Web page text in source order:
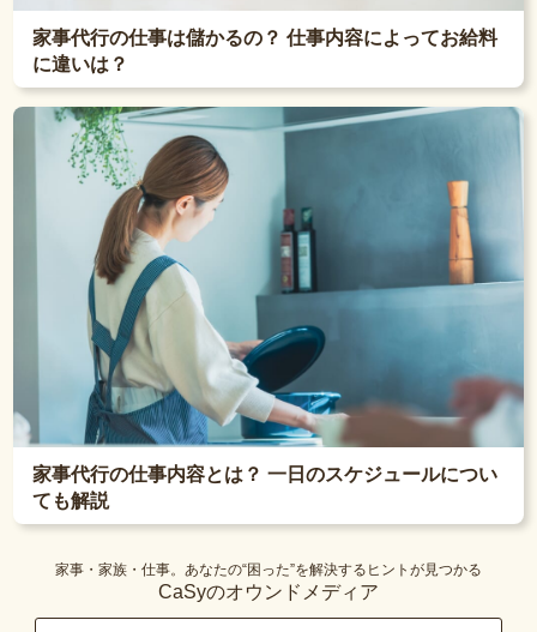
家事代行の仕事は儲かるの？ 仕事内容によってお給料
に違いは？
家事代行の仕事内容とは？ 一日のスケジュールについ
ても解説
家事・家族・仕事。あなたの“困った”を解決するヒントが見つかる
CaSyのオウンドメディア